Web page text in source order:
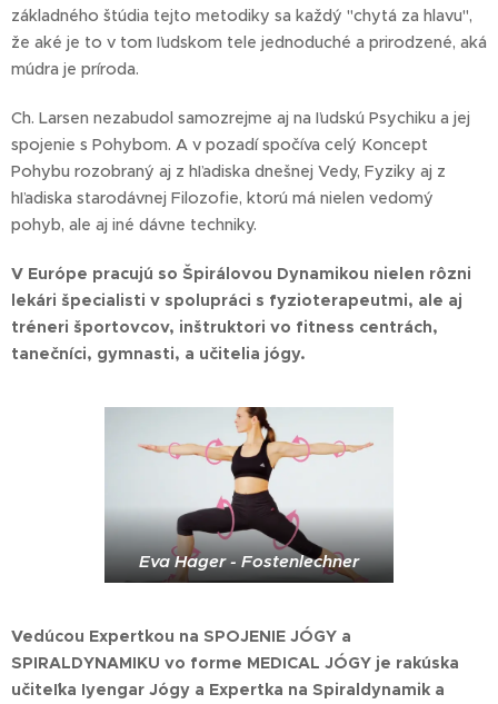
základného štúdia tejto metodiky sa každý "chytá za hlavu",
že aké je to v tom ľudskom tele jednoduché a prirodzené, aká
múdra je príroda.
Ch. Larsen nezabudol samozrejme aj na ľudskú Psychiku a jej
spojenie s Pohybom. A v pozadí spočíva celý Koncept
Pohybu rozobraný aj z hľadiska dnešnej Vedy, Fyziky aj z
hľadiska starodávnej Filozofie, ktorú má nielen vedomý
pohyb, ale aj iné dávne techniky.
V Európe pracujú so Špirálovou Dynamikou nielen rôzni
lekári špecialisti v spolupráci s fyzioterapeutmi, ale aj
tréneri športovcov, inštruktori vo fitness centrách,
tanečníci, gymnasti, a učitelia jógy.
Eva Hager - Fostenlechner
Vedúcou Expertkou na SPOJENIE JÓGY a
SPIRALDYNAMIKU vo forme MEDICAL JÓGY je rakúska
učiteľka Iyengar Jógy a Expertka na Spiraldynamik a